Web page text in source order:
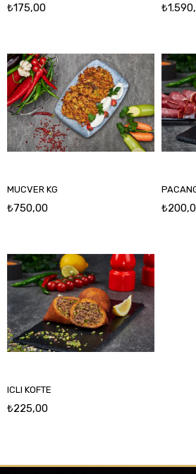
₺175,00
MUCVER KG
₺750,00
ICLI KOFTE
₺225,00